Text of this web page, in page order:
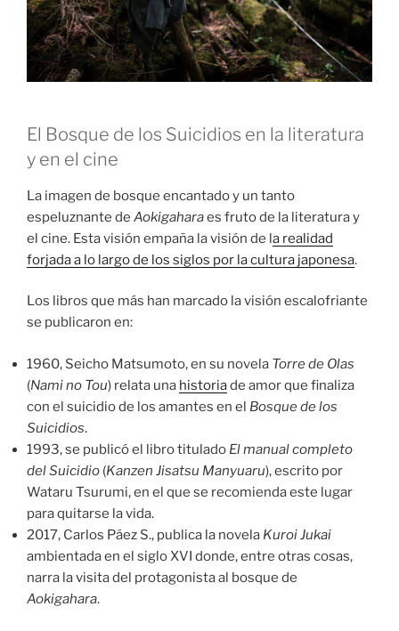
El Bosque de los Suicidios en la literatura
y en el cine
La imagen de bosque encantado y un tanto
espeluznante de Aokigaharaes fruto de la literatura y
el cine. Esta visión empaña la visión de la realidad
forjada a lo largo de los siglos por la cultura japonesa.
Los libros que más han marcado la visión escalofriante
se publicaron en:
1960, Seicho Matsumoto, en su novela Torre de Olas
(Nami no Tou) relata una historiade amor que finaliza
con el suicidio de los amantes en el Bosque de los
Suicidios.
1993, se publicó el libro titulado El manual completo
del Suicidio (Kanzen Jisatsu Manyuaru), escrito por
Wataru Tsurumi, en el que se recomienda este lugar
para quitarse la vida.
2017, Carlos Páez S., publica la novela Kuroi Jukai
ambientada en el siglo XVI donde, entre otras cosas,
narra la visita del protagonista al bosque de
Aokigahara.